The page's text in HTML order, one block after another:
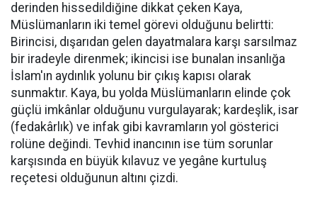
derinden hissedildiğine dikkat çeken Kaya,
Müslümanların iki temel görevi olduğunu belirtti:
Birincisi, dışarıdan gelen dayatmalara karşı sarsılmaz
bir iradeyle direnmek; ikincisi ise bunalan insanlığa
İslam'ın aydınlık yolunu bir çıkış kapısı olarak
sunmaktır. Kaya, bu yolda Müslümanların elinde çok
güçlü imkânlar olduğunu vurgulayarak; kardeşlik, isar
(fedakârlık) ve infak gibi kavramların yol gösterici
rolüne değindi. Tevhid inancının ise tüm sorunlar
karşısında en büyük kılavuz ve yegâne kurtuluş
reçetesi olduğunun altını çizdi.